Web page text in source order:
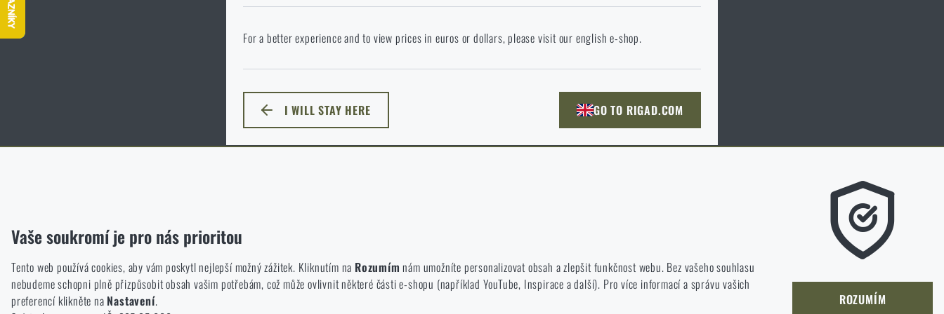
Ve vámi vybraném jazyce stránka neexistuje. Můžete tedy zůstat zde, nebo přejít na hlavní stránku cílového
jazyka. Jakou možnost si vyberete?
ZŮSTANU TADY PŘEJDU NA HLAVNÍ STRÁNKU
PŘEJÍT DO KOŠÍKU
ODEJÍT ROZUMÍM, POKRAČOVAT
For a better experience and to view prices in euros or dollars, please visit our english e-shop.
I WILL STAY HERE GO TO RIGAD.COM
Vaše soukromí je pro nás prioritou
Tento web používá cookies, aby vám poskytl nejlepší možný zážitek. Kliknutím na Rozumím nám umožníte personalizovat obsah a zlepšit funkčnost webu. Bez vašeho souhlasu
nebudeme schopni plně přizpůsobit obsah vašim potřebám, což může ovlivnit některé části e-shopu (například YouTube, Inspirace a další). Pro více informací a správu vašich
preferencí klikněte na Nastavení.
Do těchto cookies se anonymně ukládá, jakým způsobem procházíte a používáte náš web. Pomáhají nám lépe chápat, co se našim zákazníkům líbí a kterým směrem se máme ubírat.
Marketingové
Tyto cookies nám pomáhají optimalizovat reklamu směřující na náš e-shop, aby byla co nejvíce efektivní a náš obchod se mohl neustále rozvíjet a zlepšovat.
ROZUMÍM